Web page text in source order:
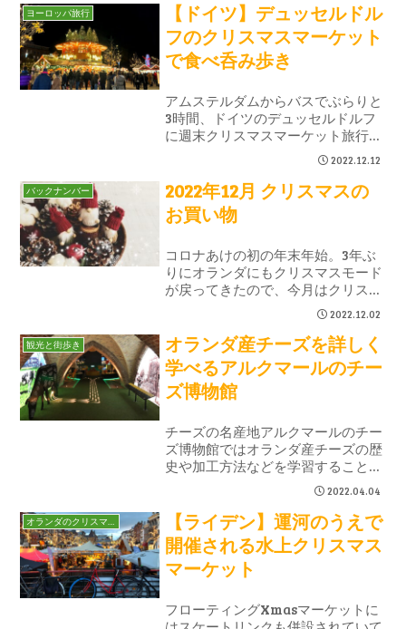
ロイヤルな印象もありました。街の
イルミネーションやツリーも散策ス
ポットです。
ヨーロッパ旅行
【ドイツ】デュッセルドル
フのクリスマスマーケット
で食べ呑み歩き
アムステルダムからバスでぶらりと
3時間、ドイツのデュッセルドルフ
に週末クリスマスマーケット旅行。
5つの広場と3つの通りにツリーや観
覧車や屋台が並ぶキラキラのXmas
マーケットでソーセージにビールに
グリューワインを食べ歩きしてきま
した。
2022.12.12
バックナンバー
2022年12月 クリスマスの
お買い物
コロナあけの初の年末年始。3年ぶ
りにオランダにもクリスマスモード
が戻ってきたので、今月はクリスマ
スマーケットの様子を中心にご紹介
します。今年はあちこちにお出かけ
してヨーロッパのXmasを満喫。
2022.12.02
観光と街歩き
オランダ産チーズを詳しく
学べるアルクマールのチー
ズ博物館
チーズの名産地アルクマールのチー
ズ博物館ではオランダ産チーズの歴
史や加工方法などを学習することが
できます。映像を見ながら、または
ゲームをしながら学べる体験型の博
物館になっており、建物前の広場で
は金曜日にチーズマーケットが開催
されています。
2022.04.04
オランダのクリスマス
【ライデン】運河のうえで
開催される水上クリスマス
マーケット
フローティングXmasマーケットに